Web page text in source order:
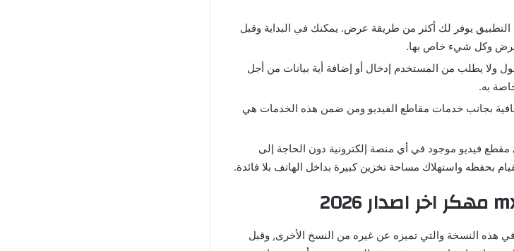
يوفر لك أكثر من طريقة عرض. يمكنك في البداية وقبل
وكل شيء خاص بها.
ولا يطلب من المستخدم إدخال أو إضافة أية بيانات من أجل
به.
بجانب خدمات مقاطع الفيديو ومن ضمن هذه الخدمات هي
فيديو موجود في أي منصة إلكترونية دون الحاجة إلى
بحفظه واستهلاك مساحة تخزين كبيرة بداخل الهاتف بلا فائدة.
مهكر اخر اصدار 2026
هذه النسخة والتي تميزه عن غيره من النسخ الأخرى, وقبل